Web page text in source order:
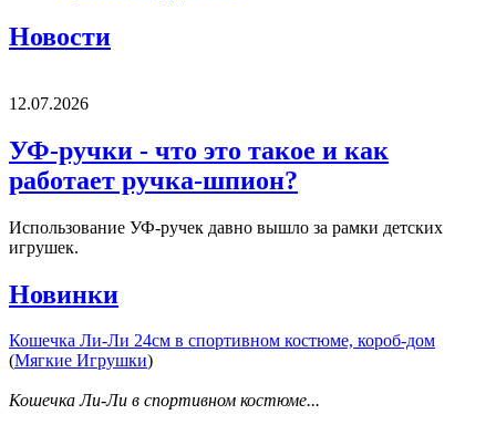
Новости
12.07.2026
УФ-ручки - что это такое и как
работает ручка-шпион?
Использование УФ-ручек давно вышло за рамки детских
игрушек.
Новинки
Кошечка Ли-Ли 24см в спортивном костюме, короб-дом
(Мягкие Игрушки)
Кошечка Ли-Ли в спортивном костюме...